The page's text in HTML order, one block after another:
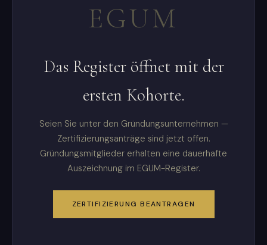
EGUM
Das Register öffnet mit der
ersten Kohorte.
Seien Sie unter den Gründungsunternehmen —
Zertifizierungsanträge sind jetzt offen.
Gründungsmitglieder erhalten eine dauerhafte
Auszeichnung im EGUM-Register.
ZERTIFIZIERUNG BEANTRAGEN